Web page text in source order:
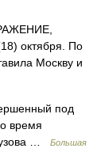
октября. По
Москву и
под
время
…
Большая